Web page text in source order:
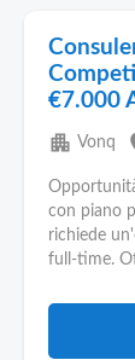
Blog
Offerte
Aziende
€7.000
apartment Vonq
con piano
richiede
full-time.